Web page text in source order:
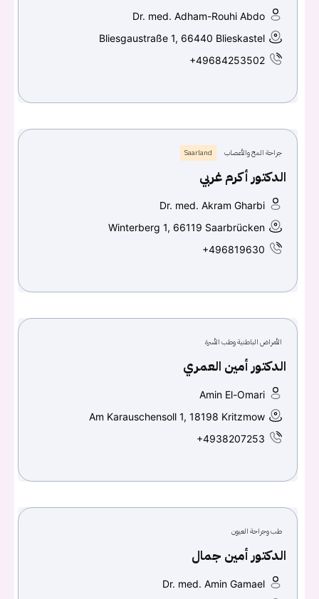
Dr. med. Adham-Rouhi Abdo
Bliesgaustraße 1, 66440 Blieskastel
+49684253502
جراحة المخ والأعصاب Saarland
الدكتور أكرم غربي
Dr. med. Akram Gharbi
Winterberg 1, 66119 Saarbrücken
+496819630
الأمراض الباطنية وطب الأسرة
الدكتور أمين العمري
Amin El-Omari
Am Karauschensoll 1, 18198 Kritzmow
+4938207253
طب وجراحة العيون
الدكتور أمين جمال
Dr. med. Amin Gamael